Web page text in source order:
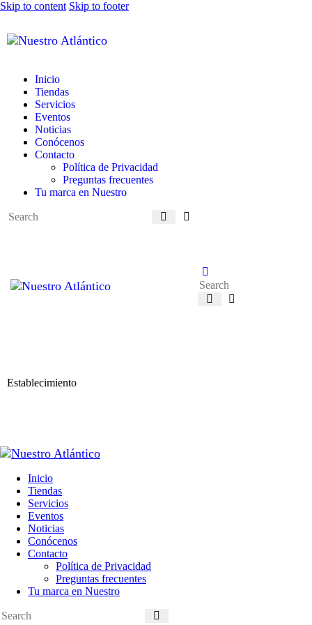
Skip to content Skip to footer
Inicio
Tiendas
Servicios
Eventos
Noticias
Conócenos
Contacto
Política de Privacidad
Preguntas frecuentes
Tu marca en Nuestro
Establecimiento
Inicio
Tiendas
Servicios
Eventos
Noticias
Conócenos
Contacto
Política de Privacidad
Preguntas frecuentes
Tu marca en Nuestro